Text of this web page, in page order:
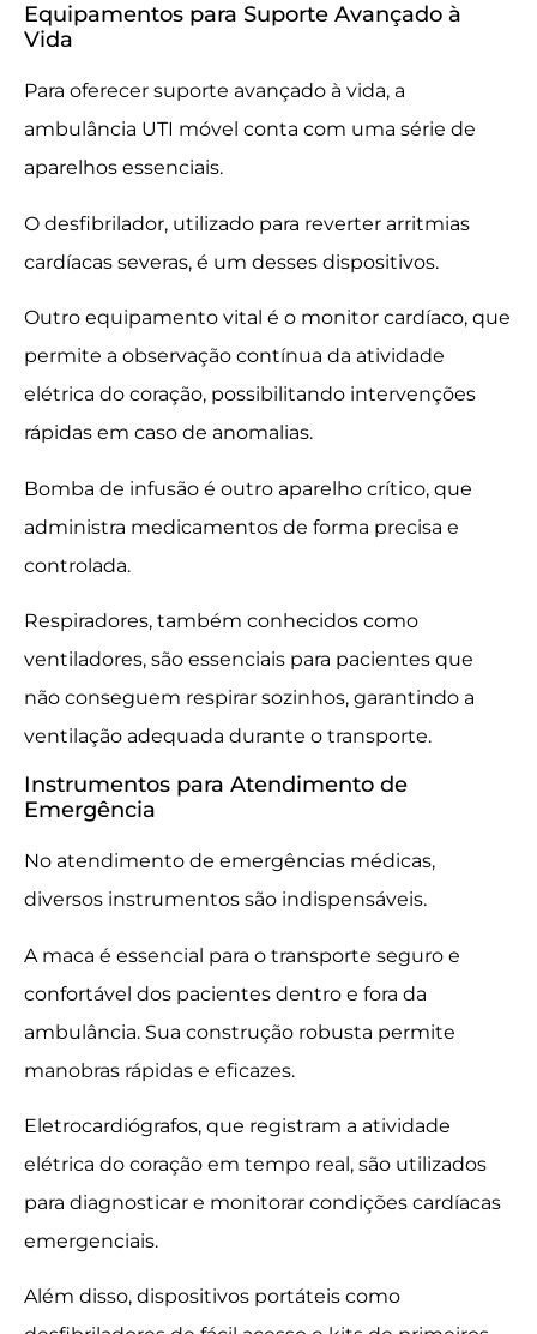
Equipamentos para Suporte Avançado à
Vida
Para oferecer suporte avançado à vida, a
ambulância UTI móvel conta com uma série de
aparelhos essenciais.
O desfibrilador, utilizado para reverter arritmias
cardíacas severas, é um desses dispositivos.
Outro equipamento vital é o monitor cardíaco, que
permite a observação contínua da atividade
elétrica do coração, possibilitando intervenções
rápidas em caso de anomalias.
Bomba de infusão é outro aparelho crítico, que
administra medicamentos de forma precisa e
controlada.
Respiradores, também conhecidos como
ventiladores, são essenciais para pacientes que
não conseguem respirar sozinhos, garantindo a
ventilação adequada durante o transporte.
Instrumentos para Atendimento de
Emergência
No atendimento de emergências médicas,
diversos instrumentos são indispensáveis.
A maca é essencial para o transporte seguro e
confortável dos pacientes dentro e fora da
ambulância. Sua construção robusta permite
manobras rápidas e eficazes.
Eletrocardiógrafos, que registram a atividade
elétrica do coração em tempo real, são utilizados
para diagnosticar e monitorar condições cardíacas
emergenciais.
Além disso, dispositivos portáteis como